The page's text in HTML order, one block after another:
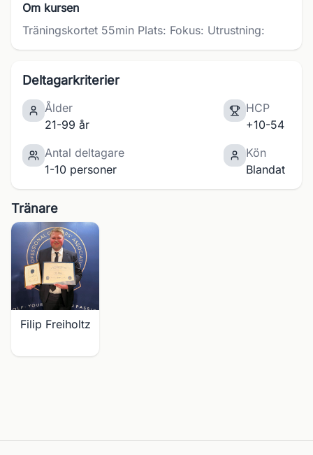
Om kursen
Träningskortet 55min Plats: Fokus: Utrustning:
Deltagarkriterier
Ålder
21-99 år
HCP
+10-54
Antal deltagare
1-10 personer
Kön
Blandat
Tränare
Filip Freiholtz